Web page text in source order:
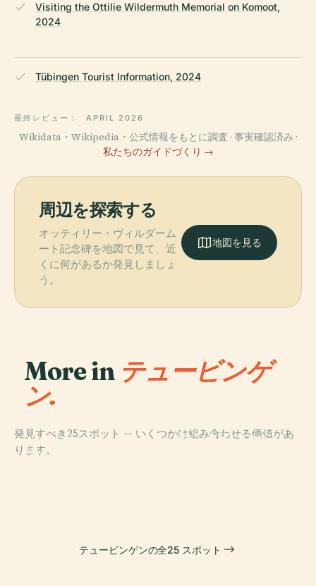
Visiting the Ottilie Wildermuth Memorial on Komoot,
2024
Tübingen Tourist Information, 2024
最終レビュー： APRIL 2026
Wikidata・Wikipedia・公式情報をもとに調査 · 事実確認済み ·
私たちのガイドづくり →
周辺を探索する
オッティリー・ヴィルダーム
ート記念碑を地図で見て、近
くに何があるか発見しましょ
う。
地図を見る
More in テュービンゲ
ン.
発見すべき25スポット — いくつかは組み合わせる価値があ
ります。
PLACE
チュービンゲン
セントジョージ
PLACE
テュービンゲンの全25 スポット